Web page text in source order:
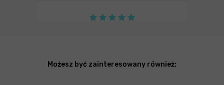
Możesz być zainteresowany również: